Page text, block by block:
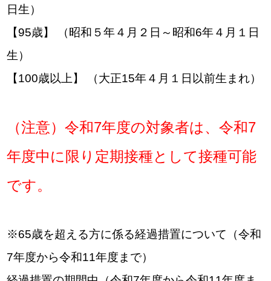
日生）
【95歳】 （昭和５年４月２日～昭和6年４月１日
生）
【100歳以上】 （大正15年４月１日以前生まれ）
（注意）令和7年度の対象者は、令和7
年度中に限り定期接種として接種可能
です。
※65歳を超える方に係る経過措置について（令和
7年度から令和11年度まで）